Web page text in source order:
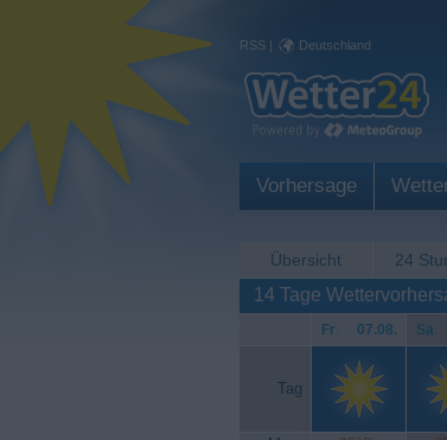
RSS | Deutschland
Vorhersage
Übersicht 24
14 Tage
Fr. 07.08. Sa.
Tag